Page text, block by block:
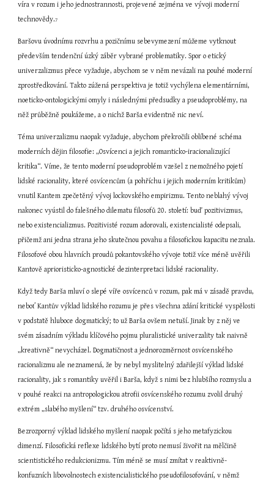
víra v rozum i jeho jednostrannosti, projevené zejména ve vývoji moderní
technovědy.7
Baršovu úvodnímu rozvrhu a pozičnímu sebevymezení můžeme vytknout
především tendenční úzký záběr vybrané problematiky. Spor o etický
univerzalizmus přece vyžaduje, abychom se v něm nevázali na pouhé moderní
zprostředkování. Takto zúžená perspektiva je totiž vychýlena elementárními,
noeticko-ontologickými omyly i následnými předsudky a pseudoproblémy, na
něž průběžně poukážeme, a o nichž Barša evidentně nic neví.
Téma univerzalizmu naopak vyžaduje, abychom překročili oblíbené schéma
moderních dějin filosofie: „Osvícenci a jejich romanticko-iracionalizující
kritika“. Víme, že tento moderní pseudoproblém vzešel z nemožného pojetí
lidské racionality, které osvícencům (a pohříchu i jejich moderním kritikům)
vnutil Kantem zpečetěný vývoj lockovského empirizmu. Tento neblahý vývoj
nakonec vyústil do falešného dilematu filosofů 20. století: buď pozitivizmus,
nebo existencializmus. Pozitivisté rozum adorovali, existencialisté odepsali,
přičemž ani jedna strana jeho skutečnou povahu a filosofickou kapacitu neznala.
Filosofové obou hlavních proudů pokantovského vývoje totiž více méně uvěřili
Kantově aprioristicko-agnostické dezinterpretaci lidské racionality.
Když tedy Barša mluví o slepé víře osvícenců v rozum, pak má v zásadě pravdu,
neboť Kantův výklad lidského rozumu je přes všechna zdání kritické vyspělosti
v podstatě hluboce dogmatický; to už Barša ovšem netuší. Jinak by z něj ve
svém zásadním výkladu klíčového pojmu pluralistické univerzality tak naivně
„kreativně“ nevycházel. Dogmatičnost a jednorozměrnost osvícenského
racionalizmu ale neznamená, že by nebyl myslitelný zdařilejší výklad lidské
racionality, jak s romantiky uvěřil i Barša, když s nimi bez hlubšího rozmyslu a
v pouhé reakci na antropologickou atrofii osvícenského rozumu zvolil druhý
extrém „slabého myšlení“ tzv. druhého osvícenství.
Bezrozporný výklad lidského myšlení naopak počítá s jeho metafyzickou
dimenzí. Filosofická reflexe lidského bytí proto nemusí živořit na mělčině
scientistického redukcionizmu. Tím méně se musí zmítat v reaktivně-
konfuzních libovolnostech existencialistického pseudofilosofování, v němž